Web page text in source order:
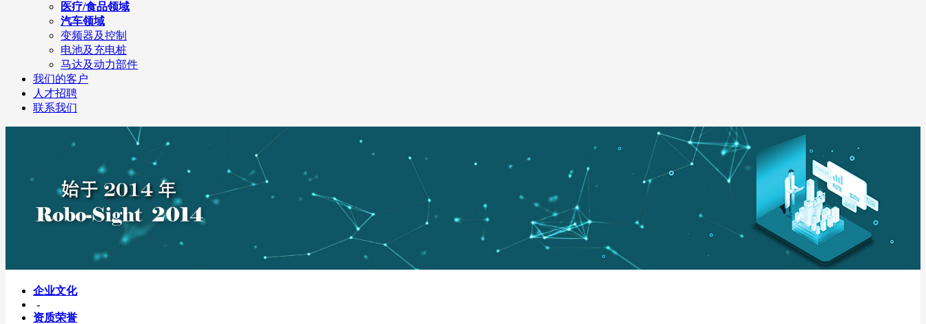
医疗/食品领域
汽车领域
变频器及控制
电池及充电桩
马达及动力部件
我们的客户
人才招聘
联系我们
企业文化
-
资质荣誉